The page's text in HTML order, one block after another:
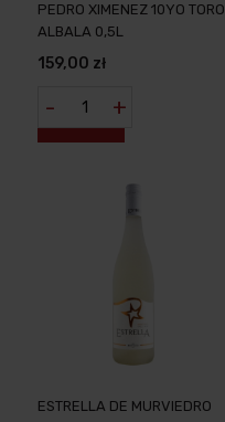
PEDRO XIMENEZ 10YO TORO
ALBALA 0,5L
159,00 zł
- +
ESTRELLA DE MURVIEDRO